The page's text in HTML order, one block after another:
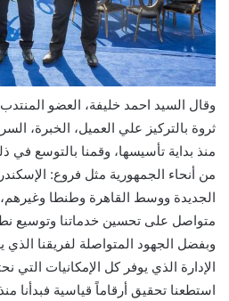
وقال السيد احمد خليفة، العضو المنتدب
ثروة بالتركيز علي العميل، الخبرة،
من أنحاء الجمهورية مثل فروع:
الجديدة ووسط القاهرة وطنطا
متواصل على تحسين خدماتنا وتوسيع
وبفضل الجهود المتواصلة لفريقنا
الإدارة الذي يوفر كل الإمكانيات التي